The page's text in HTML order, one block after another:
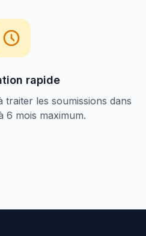
rapide
traiter les soumissions dans
6 mois maximum.